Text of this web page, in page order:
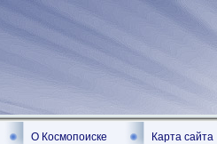
О Космопоиске Карта сайта